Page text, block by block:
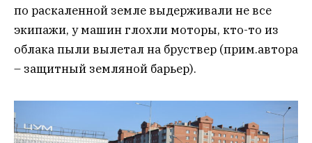
по раскаленной земле выдерживали не все
экипажи, у машин глохли моторы, кто-то из
облака пыли вылетал на бруствер (прим.автора
– защитный земляной барьер).